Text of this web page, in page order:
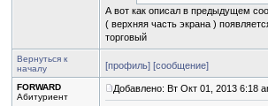
А вот как описал в предыдущем
( верхняя часть экрана )
торговый
Вернуться к
началу
[профиль] [сообщение]
FORWARD
Абитуриент
Добавлено: Вт Окт 01, 2013 6:18